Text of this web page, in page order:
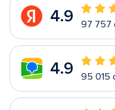
4.9 97 757
4.9 95 015